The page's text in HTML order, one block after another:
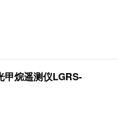
甲烷遥测仪LGRS-